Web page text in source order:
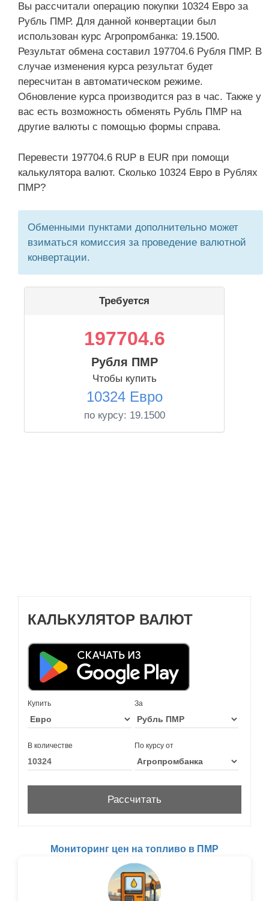
Вы рассчитали операцию покупки 10324 Евро за
Рубль ПМР. Для данной конвертации был
использован курс Агропромбанка: 19.1500.
Результат обмена составил 197704.6 Рубля ПМР. В
случае изменения курса результат будет
пересчитан в автоматическом режиме.
Обновление курса производится раз в час. Также у
вас есть возможность обменять Рубль ПМР на
другие валюты с помощью формы справа.
Перевести 197704.6 RUP в EUR при помощи
калькулятора валют. Сколько 10324 Евро в Рублях
ПМР?
Обменными пунктами дополнительно может
взиматься комиссия за проведение валютной
конвертации.
Требуется
197704.6
Рубля ПМР
Чтобы купить
10324 Евро
по курсу: 19.1500
КАЛЬКУЛЯТОР ВАЛЮТ
Купить За
В количестве По курсу от
Мониторинг цен на топливо в ПМР